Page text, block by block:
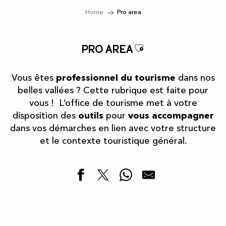
Home Pro area
Pro areaAjouter aux
Vous êtes professionnel du tourisme dans nos
belles vallées ? Cette rubrique est faite pour
vous ! L’office de tourisme met à votre
disposition des outils pour vous accompagner
dans vos démarches en lien avec votre structure
et le contexte touristique général.